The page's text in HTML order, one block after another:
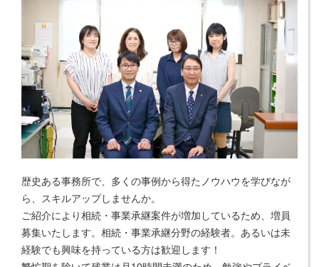
歴史ある事務所で、多くの事例から得たノウハウを学びなが
ら、スキルアップしませんか。
ご紹介により相続・事業承継案件が増加しているため、増員
募集いたします。相続・事業承継分野の経験者。あるいは未
経験でも興味を持っている方は歓迎します！